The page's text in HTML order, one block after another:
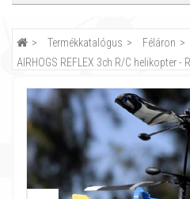
Termékkatalógus
Féláron
AIRHOGS REFLEX 3ch R/C helikopter -